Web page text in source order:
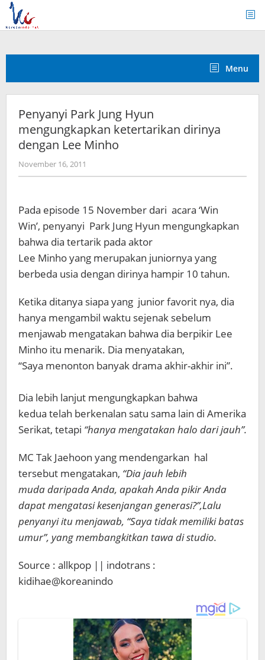
Skip
content
Menu
Penyanyi Park Jung Hyun
mengungkapkan ketertarikan dirinya
dengan Lee Minho
November 16, 2011
Koreanindo
Pada episode 15 November dari acara ‘Win
Win’, penyanyi Park Jung Hyun mengungkapkan
bahwa dia tertarik pada aktor
Lee Minho yang merupakan juniornya yang
berbeda usia dengan dirinya hampir 10 tahun.
Ketika ditanya siapa yang junior favorit nya, dia
hanya mengambil waktu sejenak sebelum
menjawab mengatakan bahwa dia berpikir Lee
Minho itu menarik. Dia menyatakan,
“Saya menonton banyak drama akhir-akhir ini”.
Dia lebih lanjut mengungkapkan bahwa
kedua telah berkenalan satu sama lain di Amerika
Serikat, tetapi “hanya mengatakan halo dari jauh”.
MC Tak Jaehoon yang mendengarkan hal
tersebut mengatakan, “Dia jauh lebih
muda daripada Anda, apakah Anda pikir Anda
dapat mengatasi kesenjangan generasi?”,Lalu
penyanyi itu menjawab, “Saya tidak memiliki batas
umur”, yang membangkitkan tawa di studio.
Source : allkpop || indotrans :
kidihae@koreanindo